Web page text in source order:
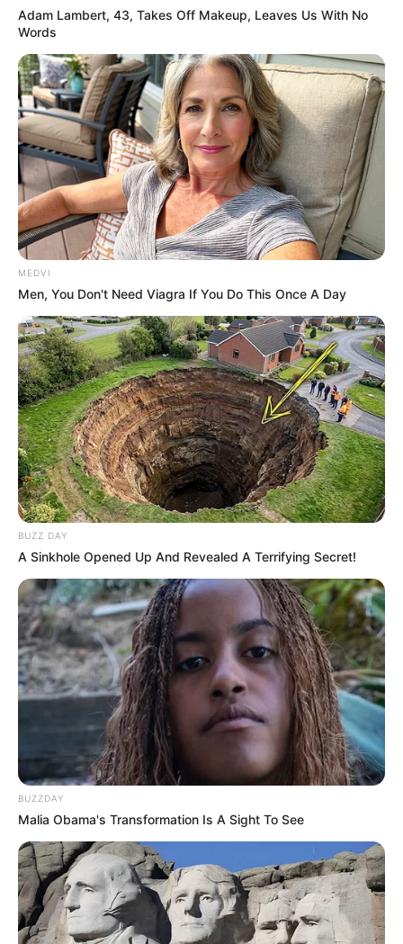
Adam Lambert, 43, Takes Off Makeup, Leaves Us With No
Words
MEDVI
Men, You Don't Need Viagra If You Do This Once A Day
BUZZ DAY
A Sinkhole Opened Up And Revealed A Terrifying Secret!
BUZZDAY
Malia Obama's Transformation Is A Sight To See